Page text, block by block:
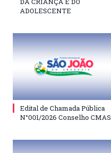
ADOLESCENTE
Edital de Chamada Pública
N°001/2026 Conselho CMAS